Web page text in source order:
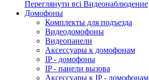
Переглянути всі Видеонаблюдение
Домофоны
Комплекты для подъезда
Видеодомофоны
Видеопанели
Аксессуары к домофонам
IP - домофоны
IP - панели вызова
Аксессуары к IP - домофонам